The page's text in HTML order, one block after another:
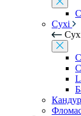
Сухі